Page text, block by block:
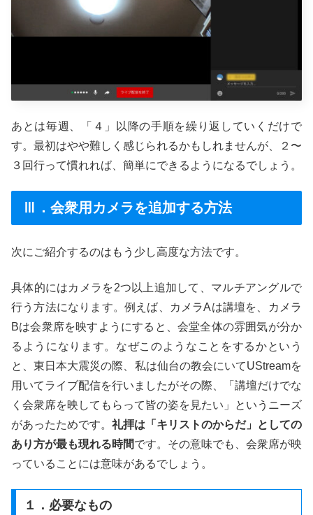
あとは毎週、「４」以降の手順を繰り返していくだけで
す。最初はやや難しく感じられるかもしれませんが、２〜
３回行って慣れれば、簡単にできるようになるでしょう。
Ⅲ．会衆用カメラを追加する方法
次にご紹介するのはもう少し高度な方法です。
具体的にはカメラを2つ以上追加して、マルチアングルで
行う方法になります。例えば、カメラAは講壇を、カメラ
Bは会衆席を映すようにすると、会堂全体の雰囲気が分か
るようになります。なぜこのようなことをするかという
と、東日本大震災の際、私は仙台の教会にいてUStreamを
用いてライブ配信を行いましたがその際、「講壇だけでな
く会衆席を映してもらって皆の姿を見たい」というニーズ
があったためです。 礼拝は「キリストのからだ」としての
あり方が最も現れる時間です。その意味でも、会衆席が映
っていることには意味があるでしょう。
１．必要なもの